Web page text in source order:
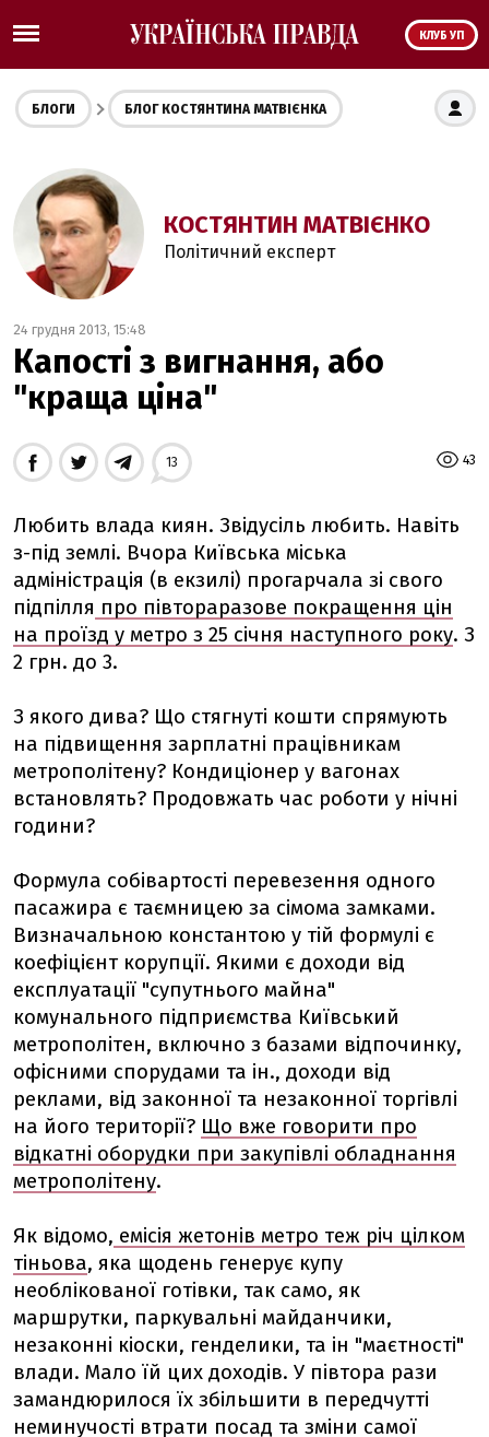
КЛУБ УП
БЛОГИ БЛОГ КОСТЯНТИНА МАТВІЄНКА
КОСТЯНТИН МАТВІЄНКО
Політичний експерт
24 грудня 2013, 15:48
Капості з вигнання, або
"краща ціна"
43
13
Любить влада киян. Звідусіль любить. Навіть
з-під землі. Вчора Київська міська
адміністрація (в екзилі) прогарчала зі свого
підпілля про півтораразове покращення цін
на проїзд у метро з 25 січня наступного року. З
2 грн. до 3.
З якого дива? Що стягнуті кошти спрямують
на підвищення зарплатні працівникам
метрополітену? Кондиціонер у вагонах
встановлять? Продовжать час роботи у нічні
години?
Формула собівартості перевезення одного
пасажира є таємницею за сімома замками.
Визначальною константою у тій формулі є
коефіцієнт корупції. Якими є доходи від
експлуатації "супутнього майна"
комунального підприємства Київський
метрополітен, включно з базами відпочинку,
офісними спорудами та ін., доходи від
реклами, від законної та незаконної торгівлі
на його території? Що вже говорити про
відкатні оборудки при закупівлі обладнання
метрополітену.
Як відомо, емісія жетонів метро теж річ цілком
тіньова, яка щодень генерує купу
необлікованої готівки, так само, як
маршрутки, паркувальні майданчики,
незаконні кіоски, генделики, та ін "маєтності"
влади. Мало їй цих доходів. У півтора рази
замандюрилося їх збільшити в передчутті
неминучості втрати посад та зміни самої